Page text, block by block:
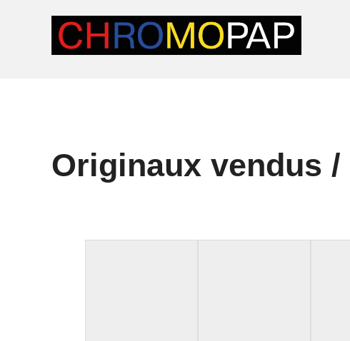
Originaux vendus